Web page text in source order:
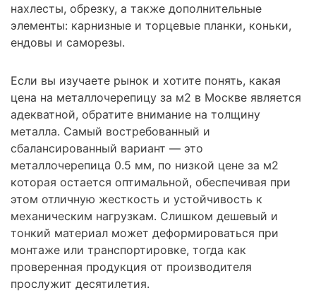
нахлесты, обрезку, а также дополнительные
элементы: карнизные и торцевые планки, коньки,
ендовы и саморезы.
Если вы изучаете рынок и хотите понять, какая
цена на металлочерепицу за м2 в Москве является
адекватной, обратите внимание на толщину
металла. Самый востребованный и
сбалансированный вариант — это
металлочерепица 0.5 мм, по низкой цене за м2
которая остается оптимальной, обеспечивая при
этом отличную жесткость и устойчивость к
механическим нагрузкам. Слишком дешевый и
тонкий материал может деформироваться при
монтаже или транспортировке, тогда как
проверенная продукция от производителя
прослужит десятилетия.